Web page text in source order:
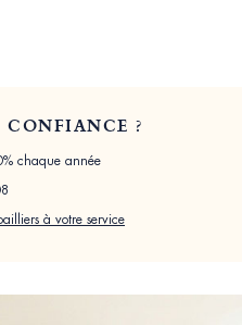
CONFIANCE ?
chaque année
à votre service